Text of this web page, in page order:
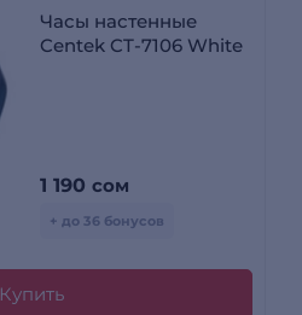
Часы настенные
Centek CT-7106 White
1 190 сом
+ до 36 бонусов
Купить